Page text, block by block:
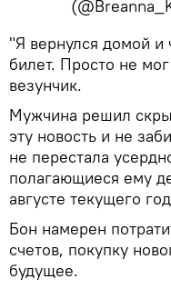
"Я вернулся домой
билет. Просто не
везунчик.
Мужчина решил
эту новость и не
не перестала
полагающиеся ему
августе текущего
Бон намерен
счетов, покупку
будущее.